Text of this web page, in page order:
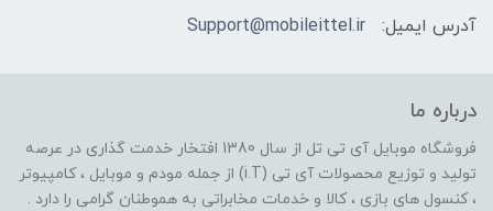
آدرس ایمیل:
Support@mobileittel.ir
درباره ما
فروشگاه موبایل آی تی تل از سال 1380 افتخار خدمت گذاری در عرصه
تولید و توزیع محصولات آی تی (i.T) از جمله مودم و موبایل ، کامپیوتر
، کنسول های بازی ، کالا و خدمات مخابراتی به هموطنان گرامی را دارد .